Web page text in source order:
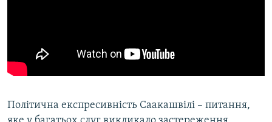
Політична експресивність Саакашвілі – питання,